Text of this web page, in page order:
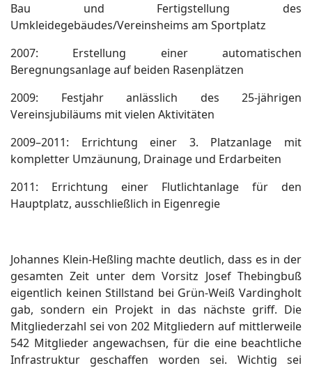
Bau und Fertigstellung des
Umkleidegebäudes/Vereinsheims am Sportplatz
2007: Erstellung einer automatischen
Beregnungsanlage auf beiden Rasenplätzen
2009: Festjahr anlässlich des 25-jährigen
Vereinsjubiläums mit vielen Aktivitäten
2009–2011: Errichtung einer 3. Platzanlage mit
kompletter Umzäunung, Drainage und Erdarbeiten
2011: Errichtung einer Flutlichtanlage für den
Hauptplatz, ausschließlich in Eigenregie
Johannes Klein-Heßling machte deutlich, dass es in der
gesamten Zeit unter dem Vorsitz Josef Thebingbuß
eigentlich keinen Stillstand bei Grün-Weiß Vardingholt
gab, sondern ein Projekt in das nächste griff. Die
Mitgliederzahl sei von 202 Mitgliedern auf mittlerweile
542 Mitglieder angewachsen, für die eine beachtliche
Infrastruktur geschaffen worden sei. Wichtig sei